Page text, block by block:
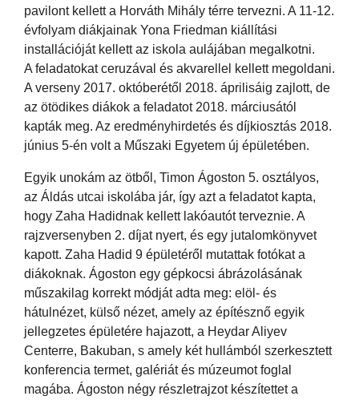
pavilont kellett a Horváth Mihály térre tervezni. A 11-12.
évfolyam diákjainak Yona Friedman kiállítási
installációját kellett az iskola aulájában megalkotni.
A feladatokat ceruzával és akvarellel kellett megoldani.
A verseny 2017. októberétől 2018. áprilisáig zajlott, de
az ötödikes diákok a feladatot 2018. márciusától
kapták meg. Az eredményhirdetés és díjkiosztás 2018.
június 5-én volt a Műszaki Egyetem új épületében.
Egyik unokám az ötből, Timon Ágoston 5. osztályos,
az Áldás utcai iskolába jár, így azt a feladatot kapta,
hogy Zaha Hadidnak kellett lakóautót terveznie. A
rajzversenyben 2. díjat nyert, és egy jutalomkönyvet
kapott. Zaha Hadid 9 épületéről mutattak fotókat a
diákoknak. Ágoston egy gépkocsi ábrázolásának
műszakilag korrekt módját adta meg: elöl- és
hátulnézet, külső nézet, amely az építésznő egyik
jellegzetes épületére hajazott, a Heydar Aliyev
Centerre, Bakuban, s amely két hullámból szerkesztett
konferencia termet, galériát és múzeumot foglal
magába. Ágoston négy részletrajzot készítettet a